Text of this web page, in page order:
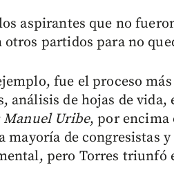
aspirantes que no
otros partidos para no
fue el proceso
análisis de hojas de
Manuel Uribe, por
mayoría de congresistas
pero Torres triunfó